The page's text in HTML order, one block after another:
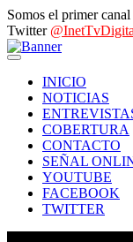
Somos el primer
Twitter
INICIO
NOTICIAS
COBERTURA
CONTACTO
SEÑAL
YOUTUBE
FACEBOOK
TWITTER